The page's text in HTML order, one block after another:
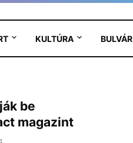
KULTÚRA BULVÁR
be
magazint